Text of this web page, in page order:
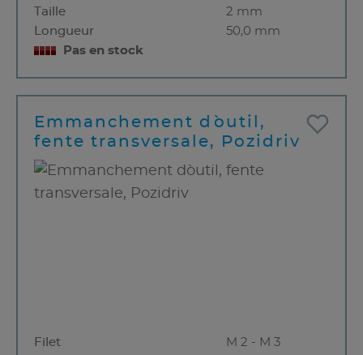
Taille
2 mm
Longueur
50,0 mm
Pas en stock
Emmanchement d`outil,
fente transversale, Pozidriv
Filet
M 2 - M 3